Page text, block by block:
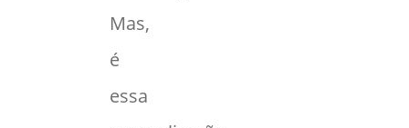
Mas,
é
essa